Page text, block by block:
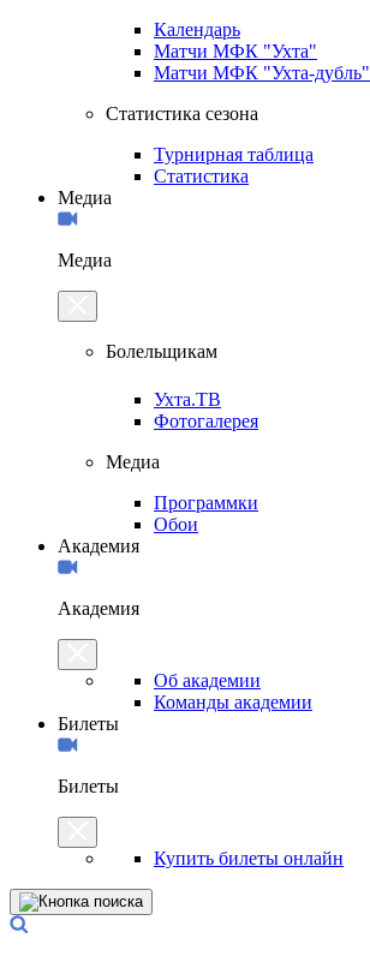
Календарь
Матчи МФК "Ухта"
Матчи МФК "Ухта-дубль"
Статистика сезона
Турнирная таблица
Статистика
Медиа
Медиа
Болельщикам
Ухта.ТВ
Фотогалерея
Медиа
Программки
Обои
Академия
Академия
Об академии
Команды академии
Билеты
Билеты
Купить билеты онлайн